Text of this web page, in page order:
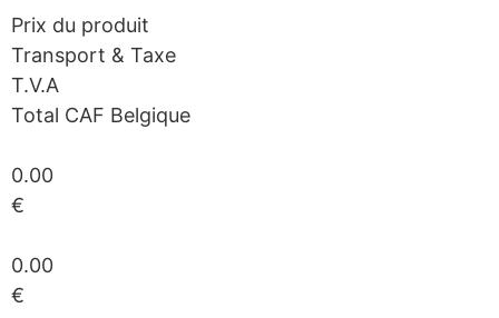
Prix ​​du produit
Transport & Taxe
T.V.A
Total CAF Belgique
0.00
€
0.00
€